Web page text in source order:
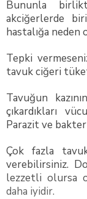
Bununla
akciğerlerde
hastalığa
Tepki
tavuk ciğeri
Tavuğun
çıkardıkları
Parazit ve
Çok fazla
verebilirsiniz.
lezzetli olursa
daha iyidir.